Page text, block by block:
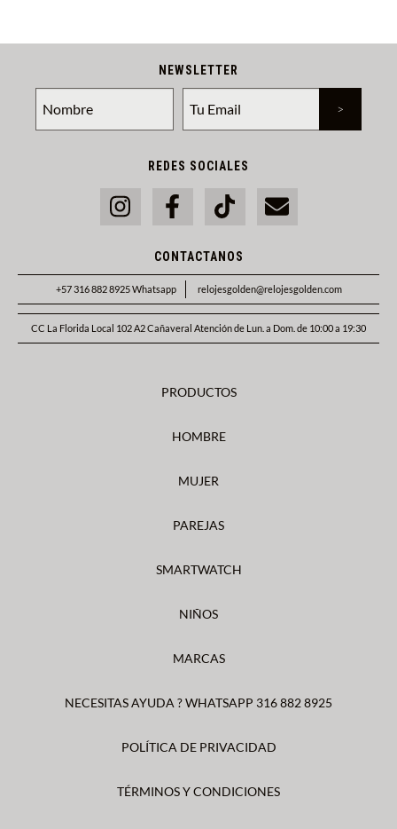
NEWSLETTER
REDES SOCIALES
CONTACTANOS
+57 316 882 8925 Whatsapp relojesgolden@relojesgolden.com
CC La Florida Local 102 A2 Cañaveral Atención de Lun. a Dom. de 10:00 a 19:30
PRODUCTOS
HOMBRE
MUJER
PAREJAS
SMARTWATCH
NIÑOS
MARCAS
NECESITAS AYUDA ? WHATSAPP 316 882 8925
POLÍTICA DE PRIVACIDAD
TÉRMINOS Y CONDICIONES